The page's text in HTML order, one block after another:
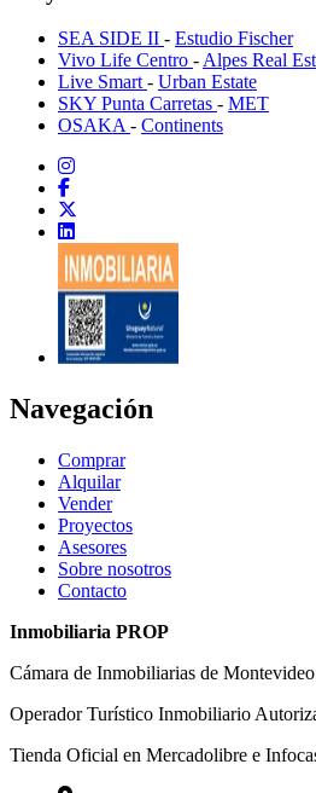
SEA SIDE II - Estudio Fischer
Vivo Life Centro - Alpes Real
Live Smart - Urban Estate
SKY Punta Carretas - MET
OSAKA - Continents
Navegación
Comprar
Alquilar
Vender
Proyectos
Asesores
Sobre nosotros
Contacto
Inmobiliaria PROP
Cámara de Inmobiliarias de
Operador Turístico Inmobiliario
Tienda Oficial en Mercadolibre e